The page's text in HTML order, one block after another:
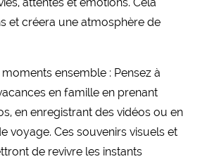
et créera une atmosphère de
ensemble : Pensez à
en famille en prenant
en enregistrant des vidéos ou en
voyage. Ces souvenirs visuels et
de revivre les instants